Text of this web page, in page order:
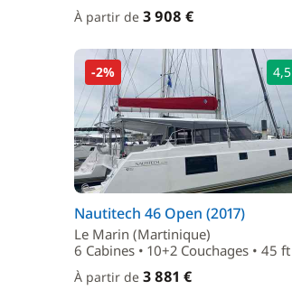
À partir de 3 908 €
-2% 4,5
Nautitech 46 Open (2017)
Le Marin (Martinique)
6 Cabines • 10+2 Couchages • 45 ft
À partir de 3 881 €